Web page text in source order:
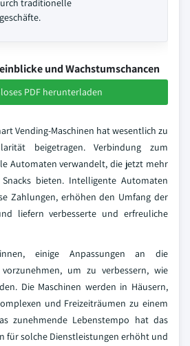
traditionelle
und Wachstumschancen
PDF herunterladen
Vending-Maschinen hat wesentlich zu
beigetragen. Verbindung zum
Automaten verwandelt, die jetzt mehr
bieten. Intelligente Automaten
Zahlungen, erhöhen den Umfang der
liefern verbesserte und erfreuliche
einige Anpassungen an die
um zu verbessern, wie
Die Maschinen werden in Häusern,
und Freizeiträumen zu einem
zunehmende Lebenstempo hat das
für solche Dienstleistungen erhöht und